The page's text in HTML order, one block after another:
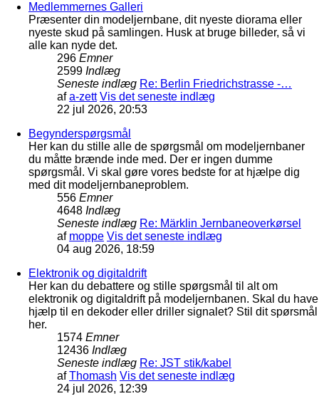
Medlemmernes Galleri
Præsenter din modeljernbane, dit nyeste diorama eller
nyeste skud på samlingen. Husk at bruge billeder, så vi
alle kan nyde det.
296 Emner
2599 Indlæg
Seneste indlæg Re: Berlin Friedrichstrasse -…
afa-zett Vis det seneste indlæg
22 jul 2026, 20:53
Begynderspørgsmål
Her kan du stille alle de spørgsmål om modeljernbaner
du måtte brænde inde med. Der er ingen dumme
spørgsmål. Vi skal gøre vores bedste for at hjælpe dig
med dit modeljernbaneproblem.
556 Emner
4648 Indlæg
Seneste indlæg Re: Märklin Jernbaneoverkørsel
af moppe Vis det seneste indlæg
04 aug 2026, 18:59
Elektronik og digitaldrift
Her kan du debattere og stille spørgsmål til alt om
elektronik og digitaldrift på modeljernbanen. Skal du have
hjælp til en dekoder eller driller signalet? Stil dit spørsmål
her.
1574 Emner
12436 Indlæg
Seneste indlæg Re: JST stik/kabel
afThomash Vis det seneste indlæg
24 jul 2026, 12:39